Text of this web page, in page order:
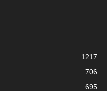
1217
706
695